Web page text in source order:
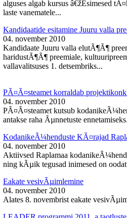
alguses algab kursus â€žEsimesed
laste vanematele...
Kandidaatide esitamine Juuru valla
04. november 2010
Kandidaate Juuru valla elutÃ¶Ã¶
haridustÃ¶Ã¶ preemiale,
vallavalitsuses 1. detsembriks...
PÃ¤Ã¤steamet korraldab
04. november 2010
PÃ¤Ã¤steamet kutsub
antakse raha Ãµnnetuste
KodanikeÃ¼henduste KÃ¤rajad
04. november 2010
Aktiivsed Raplamaa
ning kÃµik tegusad inimesed on
Eakate vesivÃµimlemine
04. november 2010
Alates 8. novembrist eakate